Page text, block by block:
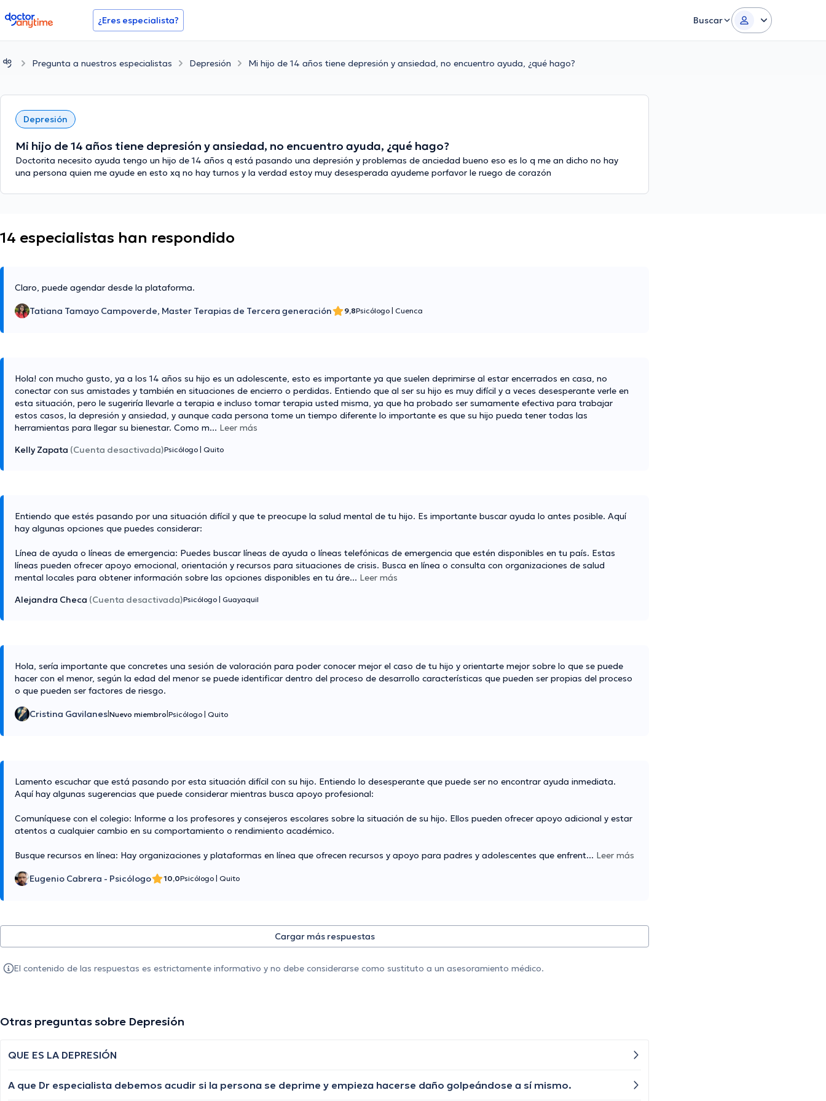
doctoranytime ¿Eres especialista? Buscar
Pregunta a nuestros especialistas Depresión Mi hijo de 14 años tiene depresión y ansiedad, no encuentro ayuda, ¿qué hago?
Depresión
Mi hijo de 14 años tiene depresión y ansiedad, no encuentro ayuda, ¿qué hago?
Doctorita necesito ayuda tengo un hijo de 14 años q está pasando una depresión y problemas de anciedad bueno eso es lo q me an dicho no hay
una persona quien me ayude en esto xq no hay turnos y la verdad estoy muy desesperada ayudeme porfavor le ruego de corazón
14 especialistas han respondido
Claro, puede agendar desde la plataforma.
Tatiana Tamayo Campoverde, Master Terapias de Tercera generación 9,8Psicólogo Cuenca
Hola! con mucho gusto, ya a los 14 años su hijo es un adolescente, esto es importante ya que suelen deprimirse al estar encerrados en casa, no
conectar con sus amistades y también en situaciones de encierro o perdidas. Entiendo que al ser su hijo es muy difícil y a veces desesperante verle en
esta situación, pero le sugeriría llevarle a terapia e incluso tomar terapia usted misma, ya que ha probado ser sumamente efectiva para trabajar
estos casos, la depresión y ansiedad, y aunque cada persona tome un tiempo diferente lo importante es que su hijo pueda tener todas las
herramientas para llegar su bienestar. Como m... Leer más
Kelly Zapata (Cuenta desactivada)Psicólogo Quito
Entiendo que estés pasando por una situación difícil y que te preocupe la salud mental de tu hijo. Es importante buscar ayuda lo antes posible. Aquí
hay algunas opciones que puedes considerar:
Línea de ayuda o líneas de emergencia: Puedes buscar líneas de ayuda o líneas telefónicas de emergencia que estén disponibles en tu país. Estas
líneas pueden ofrecer apoyo emocional, orientación y recursos para situaciones de crisis. Busca en línea o consulta con organizaciones de salud
mental locales para obtener información sobre las opciones disponibles en tu áre... Leer más
Alejandra Checa (Cuenta desactivada)Psicólogo Guayaquil
Hola, sería importante que concretes una sesión de valoración para poder conocer mejor el caso de tu hijo y orientarte mejor sobre lo que se puede
hacer con el menor, según la edad del menor se puede identificar dentro del proceso de desarrollo características que pueden ser propias del proceso
o que pueden ser factores de riesgo.
Cristina Gavilanes Nuevo miembro Psicólogo Quito
Lamento escuchar que está pasando por esta situación difícil con su hijo. Entiendo lo desesperante que puede ser no encontrar ayuda inmediata.
Aquí hay algunas sugerencias que puede considerar mientras busca apoyo profesional:
Comuníquese con el colegio: Informe a los profesores y consejeros escolares sobre la situación de su hijo. Ellos pueden ofrecer apoyo adicional y estar
atentos a cualquier cambio en su comportamiento o rendimiento académico.
Busque recursos en línea: Hay organizaciones y plataformas en línea que ofrecen recursos y apoyo para padres y adolescentes que enfrent... Leer más
Eugenio Cabrera - Psicólogo 10,0Psicólogo Quito
Cargar más respuestas
El contenido de las respuestas es estrictamente informativo y no debe considerarse como sustituto a un asesoramiento médico.
Otras preguntas sobre Depresión
QUE ES LA DEPRESIÓN
A que Dr especialista debemos acudir si la persona se deprime y empieza hacerse daño golpeándose a sí mismo.